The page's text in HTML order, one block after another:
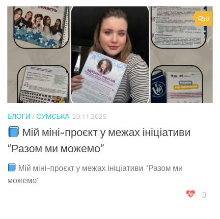
0
БЛОГИ / СУМСЬКА 20.11.2025
Мій міні-проєкт у межах ініціативи
“Разом ми можемо”
Мій міні-проєкт у межах ініціативи “Разом ми
можемо”
0